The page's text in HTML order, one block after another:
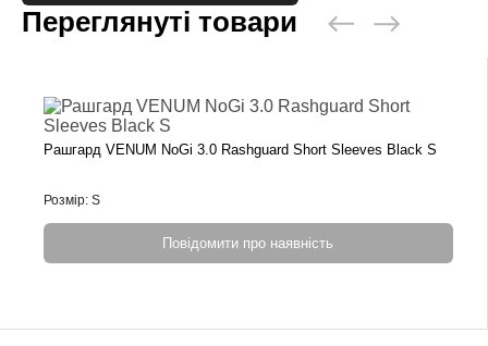
Переглянуті товари
Рашгард VENUM NoGi 3.0 Rashguard Short Sleeves Black S
Розмір: S
Повідомити про наявність